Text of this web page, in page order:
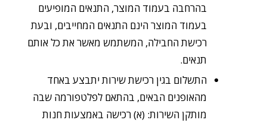
בהרחבה בעמוד המוצר, התנאים המופיעים
בעמוד המוצר הינם התנאים המחייבים, ובעת
רכישת החבילה, המשתמש מאשר את כל אותם
תנאים.
התשלום בגין רכישת שירות יתבצע באחד
מהאופנים הבאים, בהתאם לפלטפורמה שבה
מותקן השירות: (א) רכישה באמצעות חנות